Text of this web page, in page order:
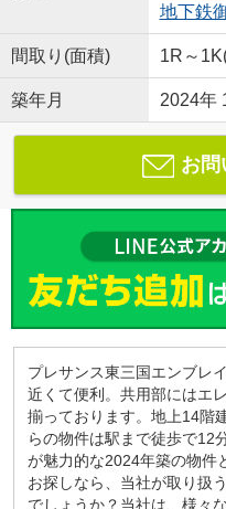
地下鉄
間取り(面積) 1R～
築年月 2024年
お問
プレサンス東三国エンブレ
近くて便利。共用部にはエ
揃っております。地上14階
らの物件は駅まで徒歩で12
が魅力的な2024年築の物件
お探しなら、当社が取り扱
でしょうか？当社は、様々